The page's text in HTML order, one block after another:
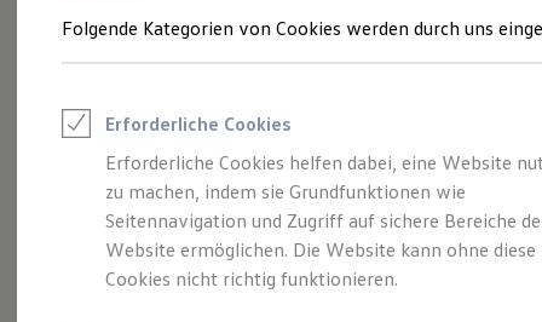
Junge Gebrauchtwagen und Gebrauchtwagen
Saisonangebote
Leasing
Leasing-Angebote
Gebrauchtwagen Leasing
Junge Gebrauchtwagen-Leasing
Elektroauto Leasing
Kleinwagen-Leasing
Leasing ohne Anzahlung
Eleganzschön
großartig. Der Passat.
Folgende Kategorien von Cookies werden durch uns
Erforderliche Cookies
Erforderliche Cookies helfen dabei, eine Website
zu machen, indem sie Grundfunktionen wie
Seitennavigation und Zugriff auf sichere Bereiche
Website ermöglichen. Die Website kann ohne diese
Cookies nicht richtig funktionieren.